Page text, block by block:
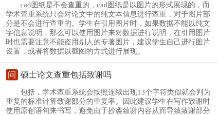
cad图纸是不会查重的，cad图纸是以图片的形式展现的，而
学术查重系统只会对论文中的纯文本信息进行查重，对于图片部
分是不会进行查重的。学生在引用图片时，如果数据不能以纯文
字信息说明，那么可以使用图片来对数据进行说明，在引用图片
时也需要注意不能盗用别人的专著图片，建议学生自己进行图片
设置，或者将数据以截图的方式进行展现。
问 硕士论文查重包括致谢吗
包括，学术查重系统会按照连续出现13个字符类似就会判为
重复的标准计算致谢部分的重复率。因此建议学生在写作致谢时
使用原创语句来书写，避免由于抄袭致谢内容从而导致致谢部分